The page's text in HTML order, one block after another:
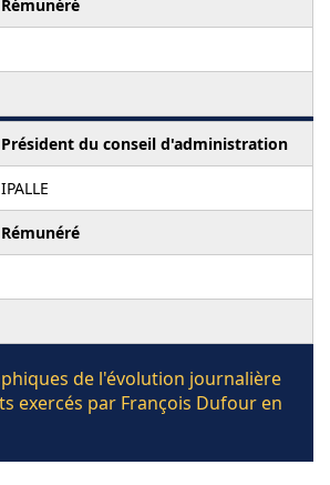
Rémunéré
Président du conseil d'administration
IPALLE
Rémunéré
de l'évolution journalière
exercés par François Dufour en